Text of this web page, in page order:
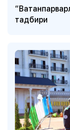
тадбири